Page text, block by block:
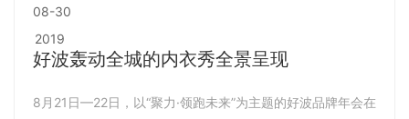
08-30
2019
好波轰动全城的内衣秀全景呈现
8月21日—22日，以“聚力·领跑未来”为主题的好波品牌年会在